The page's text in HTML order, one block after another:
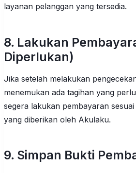
layanan pelanggan yang tersedia.
8. Lakukan
Diperlukan)
Jika setelah melakukan
menemukan ada tagihan yang
segera lakukan pembayaran
yang diberikan oleh Akulaku.
9. Simpan Bukti